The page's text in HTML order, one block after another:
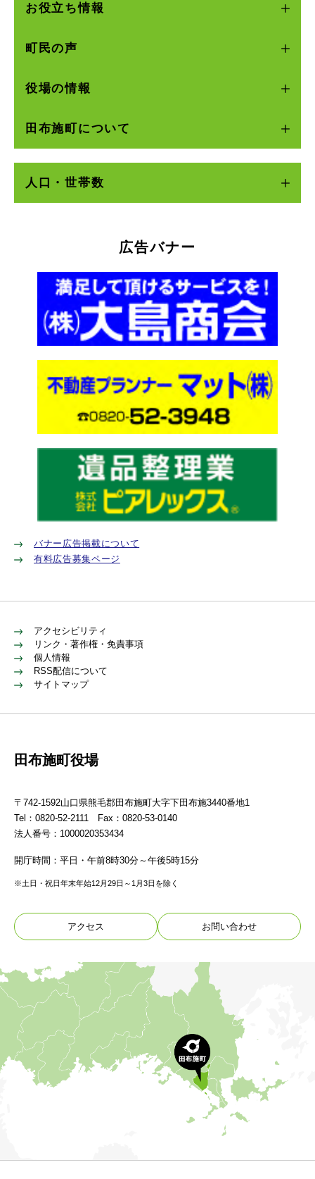
お役立ち情報
町民の声
役場の情報
田布施町について
人口・世帯数
広告バナー
バナー広告掲載について
有料広告募集ページ
アクセシビリティ
リンク・著作権・免責事項
個人情報
RSS配信について
サイトマップ
田布施町役場
〒742-1592山口県熊毛郡田布施町大字下田布施3440番地1
Tel：0820-52-2111 Fax：0820-53-0140
法人番号：1000020353434
開庁時間：平日・午前8時30分～午後5時15分
※土日・祝日年末年始12月29日～1月3日を除く
アクセス お問い合わせ